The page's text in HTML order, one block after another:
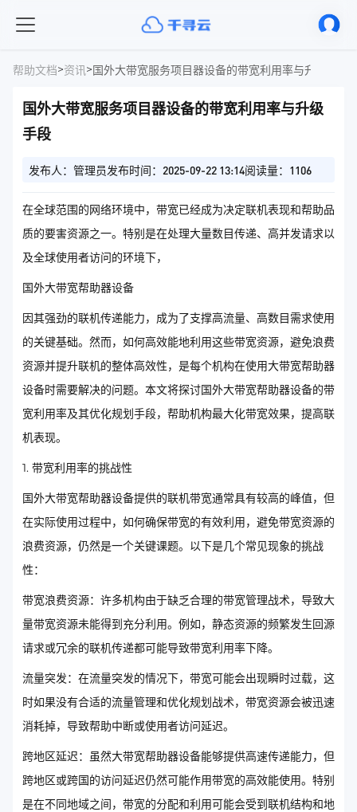
帮助文档>资讯>国外大带宽服务项目器设备的带宽利用率与升级手段
国外大带宽服务项目器设备的带宽利用率与升级
手段
发布人：管理员发布时间：2025-09-22 13:14阅读量：1106
在全球范围的网络环境中，带宽已经成为决定联机表现和帮助品
质的要害资源之一。特别是在处理大量数目传递、高并发请求以
及全球使用者访问的环境下，
国外大带宽帮助器设备
因其强劲的联机传递能力，成为了支撑高流量、高数目需求使用
的关键基础。然而，如何高效能地利用这些带宽资源，避免浪费
资源并提升联机的整体高效性，是每个机构在使用大带宽帮助器
设备时需要解决的问题。本文将探讨国外大带宽帮助器设备的带
宽利用率及其优化规划手段，帮助机构最大化带宽效果，提高联
机表现。
1. 带宽利用率的挑战性
国外大带宽帮助器设备提供的联机带宽通常具有较高的峰值，但
在实际使用过程中，如何确保带宽的有效利用，避免带宽资源的
浪费资源，仍然是一个关键课题。以下是几个常见现象的挑战
性：
带宽浪费资源：许多机构由于缺乏合理的带宽管理战术，导致大
量带宽资源未能得到充分利用。例如，静态资源的频繁发生回源
请求或冗余的联机传递都可能导致带宽利用率下降。
流量突发：在流量突发的情况下，带宽可能会出现瞬时过载，这
时如果没有合适的流量管理和优化规划战术，带宽资源会被迅速
消耗掉，导致帮助中断或使用者访问延迟。
跨地区延迟：虽然大带宽帮助器设备能够提供高速传递能力，但
跨地区或跨国的访问延迟仍然可能作用带宽的高效能使用。特别
是在不同地域之间，带宽的分配和利用可能会受到联机结构和地